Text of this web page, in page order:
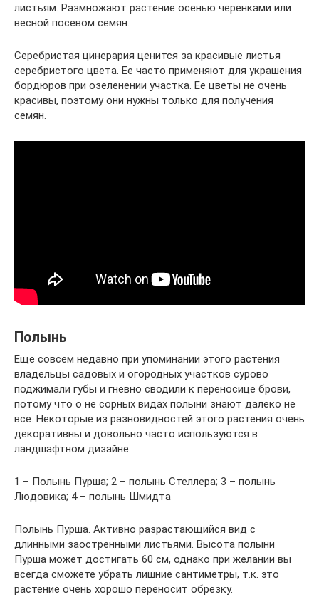
листьям. Размножают растение осенью черенками или
весной посевом семян.
Серебристая цинерария ценится за красивые листья
серебристого цвета. Ее часто применяют для украшения
бордюров при озеленении участка. Ее цветы не очень
красивы, поэтому они нужны только для получения
семян.
Полынь
Еще совсем недавно при упоминании этого растения
владельцы садовых и огородных участков сурово
поджимали губы и гневно сводили к переносице брови,
потому что о не сорных видах полыни знают далеко не
все. Некоторые из разновидностей этого растения очень
декоративны и довольно часто используются в
ландшафтном дизайне.
1 – Полынь Пурша; 2 – полынь Стеллера; 3 – полынь
Людовика; 4 – полынь Шмидта
Полынь Пурша. Активно разрастающийся вид с
длинными заостренными листьями. Высота полыни
Пурша может достигать 60 см, однако при желании вы
всегда сможете убрать лишние сантиметры, т.к. это
растение очень хорошо переносит обрезку.